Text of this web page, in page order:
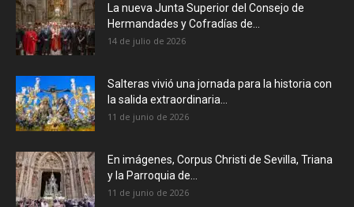
La nueva Junta Superior del Consejo de
Hermandades y Cofradías de...
14 de julio de 2026
Salteras vivió una jornada para la historia con
la salida extraordinaria...
11 de junio de 2026
En imágenes, Corpus Christi de Sevilla, Triana
y la Parroquia de...
11 de junio de 2026